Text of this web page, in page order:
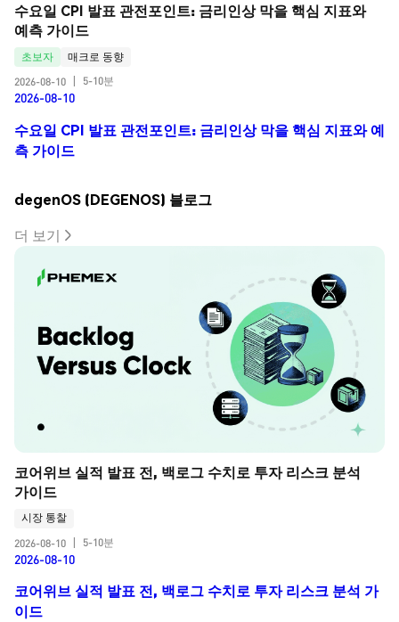
수요일 CPI 발표 관전포인트: 금리인상 막을 핵심 지표와
예측 가이드
초보자
매크로 동향
2026-08-10
5-10분
2026-08-10
수요일 CPI 발표 관전포인트: 금리인상 막을 핵심 지표와 예
측 가이드
degenOS (DEGENOS) 블로그
더 보기
코어위브 실적 발표 전, 백로그 수치로 투자 리스크 분석
가이드
시장 통찰
2026-08-10
5-10분
2026-08-10
코어위브 실적 발표 전, 백로그 수치로 투자 리스크 분석 가
이드